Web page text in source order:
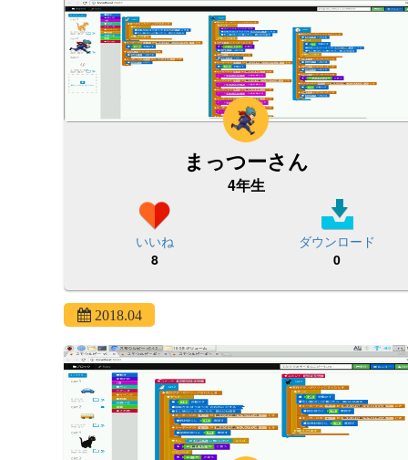
まっつーさん
4年生
いいね
8
ダウンロード
0
2018.04